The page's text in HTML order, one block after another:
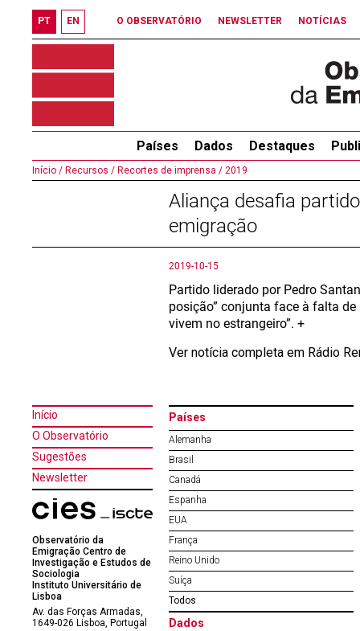
PT EN O OBSERVATÓRIO NEWSLETTER NOTÍCIAS
Países Dados Destaques
Início / Recursos / Recortes de imprensa / 2019
Aliança desafia
emigração
2019-10-15
Partido liderado por Pedro
posição” conjunta face à falta
vivem no estrangeiro”. +
Ver notícia completa em Rádio
Início
O Observatório
Sugestões
Newsletter
Observatório da
Emigração Centro de
Investigação e Estudos de
Sociologia
Instituto Universitário de
Lisboa
Av. das Forças Armadas,
1649-026 Lisboa, Portugal
Países
Alemanha
Brasil
Canadá
Espanha
EUA
França
Reino Unido
Suíça
Todos
Dados